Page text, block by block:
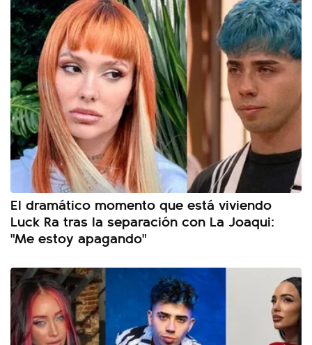
El dramático momento que está viviendo
Luck Ra tras la separación con La Joaqui:
"Me estoy apagando"